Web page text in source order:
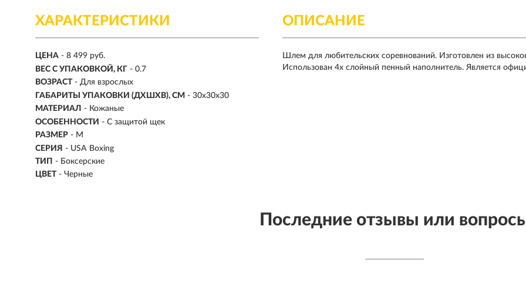
ХАРАКТЕРИСТИКИ
ЦЕНА - 8 499 руб.
ВЕС С УПАКОВКОЙ, КГ - 0.7
ВОЗРАСТ - Для взрослых
ГАБАРИТЫ УПАКОВКИ (ДХШХВ), СМ - 30x30x30
МАТЕРИАЛ - Кожаные
ОСОБЕННОСТИ - С защитой щек
РАЗМЕР - M
СЕРИЯ - USA Boxing
ТИП - Боксерские
ЦВЕТ - Черные
ОПИСАНИЕ
Шлем для любительских соревнований. Изготовлен из
Использован 4х слойный пенный наполнитель. Является
Последние отзывы или